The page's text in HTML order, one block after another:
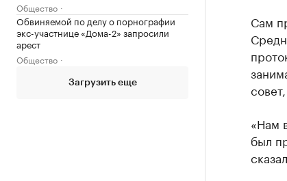
Общество
Обвиняемой по делу о порнографии
экс-участнице «Дома-2» запросили
арест
Общество
Загрузить еще
Сам
«Нам
был